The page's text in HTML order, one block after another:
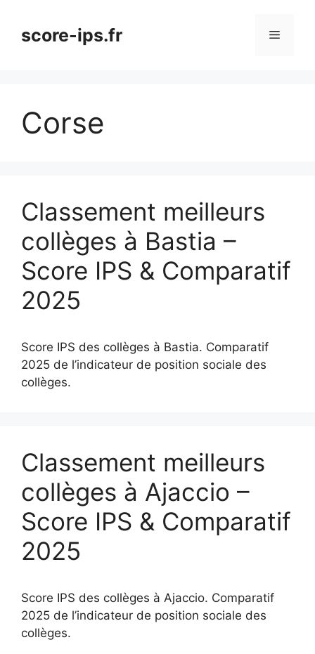
contenuscore-ips.fr Menu
Corse
Classement meilleurs
collèges à Bastia –
Score IPS & Comparatif
2025
Score IPS des collèges à Bastia. Comparatif
2025 de l’indicateur de position sociale des
collèges.
Classement meilleurs
collèges à Ajaccio –
Score IPS & Comparatif
2025
Score IPS des collèges à Ajaccio. Comparatif
2025 de l’indicateur de position sociale des
collèges.